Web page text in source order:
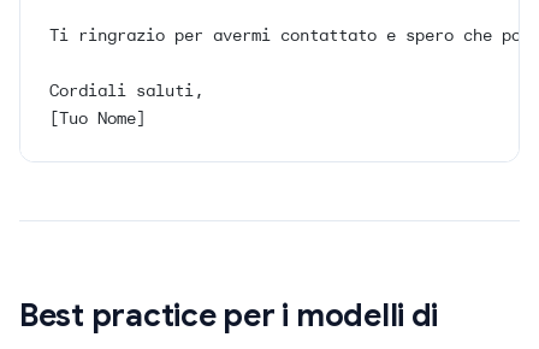
Ti ringrazio per avermi contattato e spero che
Cordiali saluti,
[Tuo Nome]
Best practice per i modelli di